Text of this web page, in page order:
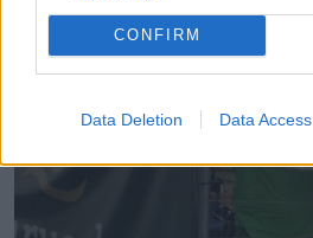
CONFIRM
Data Deletion Data Access